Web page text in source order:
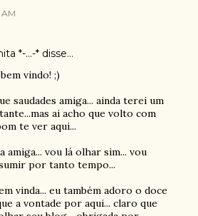
*-...-* disse…
vindo! ;)
saudades amiga... ainda terei um
ai acho que volto com
te ver aqui...
amiga... vou lá olhar sim... vou
por tanto tempo...
vinda... eu também adoro o doce
a vontade por aqui... claro que